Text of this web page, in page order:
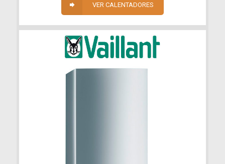
VER CALENTADORES